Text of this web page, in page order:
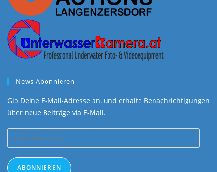
News Abonnieren
Gib Deine E-Mail-Adresse an, und erhalte Benachrichtigungen
über neue Beiträge via E-Mail.
Mail-
Adresse
ABONNIEREN